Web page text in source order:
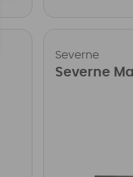
Severne
Severne